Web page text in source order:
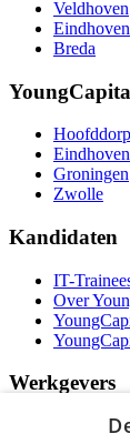
Veldhoven
Eindhoven
Breda
Eindhoven
Groningen
Zwolle
Kandidaten
IT-
Over
Werkgevers
Het